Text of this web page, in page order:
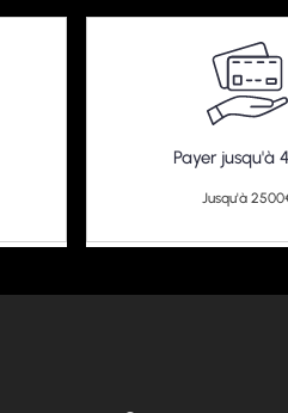
Payer jusqu'à
Jusqu'à